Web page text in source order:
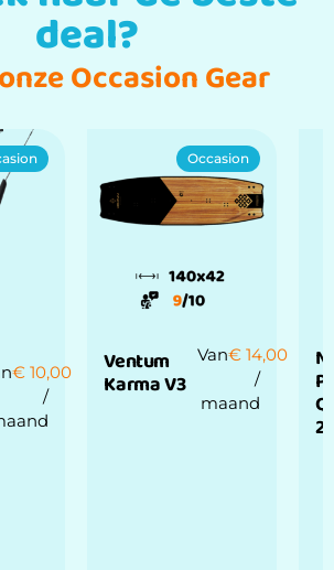
deal?
Occasion Gear
€10,00
/
Occasion
Ventum
Karma V3
Van€ 14,00
/
maand